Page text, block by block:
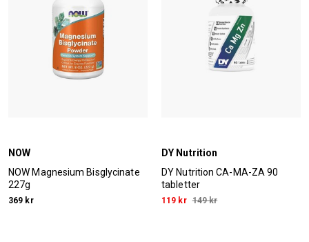
NOW
NOW Magnesium Bisglycinate
227g
369 kr
DY Nutrition
DY Nutrition CA-MA-ZA 90
tabletter
119 kr 149 kr